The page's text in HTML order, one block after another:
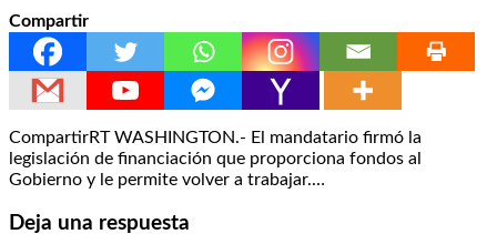
Compartir
CompartirRT WASHINGTON.- El mandatario firmó la
legislación de financiación que proporciona fondos al
Gobierno y le permite volver a trabajar.…
Deja una respuesta